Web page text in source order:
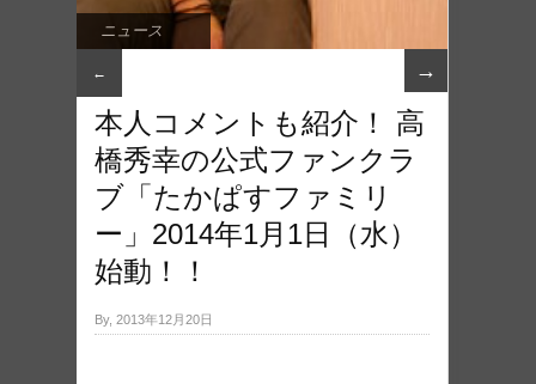
ニュース
← →
本人コメントも紹介！ 高
橋秀幸の公式ファンクラ
ブ「たかぱすファミリ
ー」2014年1月1日（水）
始動！！
By, 2013年12月20日